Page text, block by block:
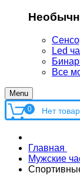
Led
Все
Menu
0
Главная
Мужские